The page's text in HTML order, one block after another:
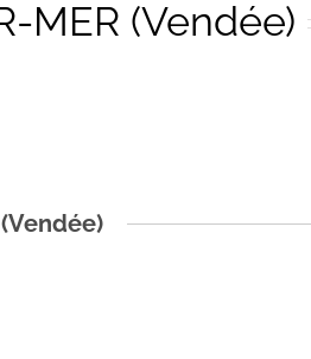
MER (Vendée)